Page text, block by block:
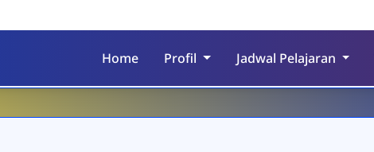
Home Profil Jadwal Pelajaran